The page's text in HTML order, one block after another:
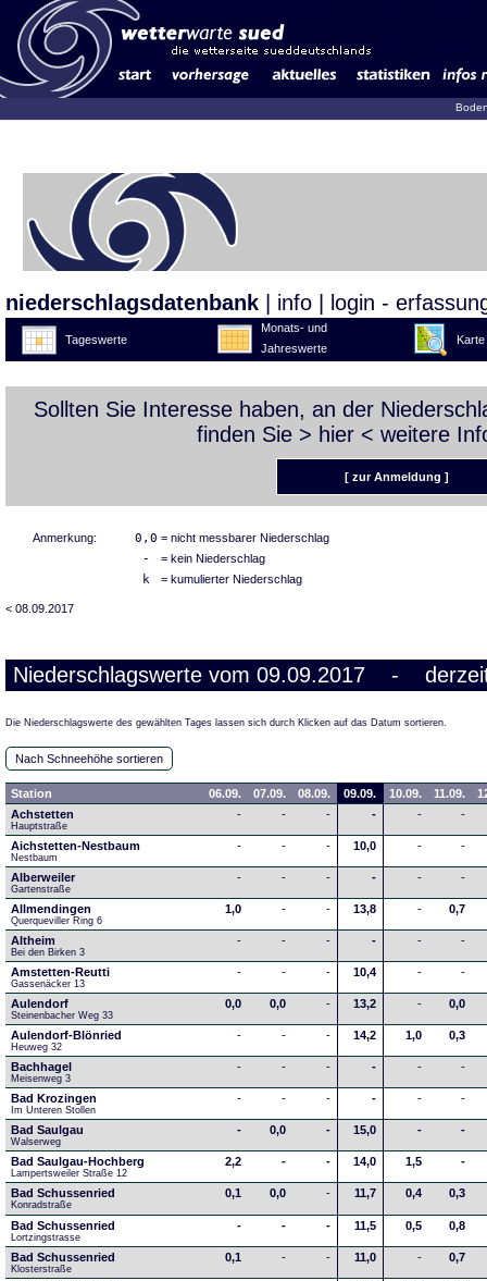
niederschlagsdatenbank info login -
Tageswerte
Monats- und
Jahreswerte
Karte
Sollten Sie Interesse haben, an der
finden Sie > hier < weitere
[ zur Anmeldung ]
Anmerkung: 0,0 = nicht messbarer Niederschlag
- = kein Niederschlag
k = kumulierter Niederschlag
< 08.09.2017
Niederschlagswerte vom 09.09.2017 -
Die Niederschlagswerte des gewählten Tages lassen sich durch Klicken auf das Datum sortieren.
Nach Schneehöhe sortieren
Station 06.09. 07.09. 08.09. 09.09. 10.09. 11.09.
Achstetten
Hauptstraße
- - - - - -
Aichstetten-Nestbaum
Nestbaum
- - - 10,0 - -
Alberweiler
Gartenstraße
- - - - - -
Allmendingen
Querqueviller Ring 6
1,0 - - 13,8 - 0,7
Altheim
Bei den Birken 3
- - - - - -
Amstetten-Reutti
Gassenäcker 13
- - - 10,4 - -
Aulendorf
Steinenbacher Weg 33
0,0 0,0 - 13,2 - 0,0
Aulendorf-Blönried
Heuweg 32
- - - 14,2 1,0 0,3
Bachhagel
Meisenweg 3
- - - - - -
Bad Krozingen
Im Unteren Stollen
- - - - - -
Bad Saulgau
Walserweg
- 0,0 - 15,0 - -
Bad Saulgau-Hochberg
Lampertsweiler Straße 12
2,2 - - 14,0 1,5 -
Bad Schussenried
Konradstraße
0,1 0,0 - 11,7 0,4 0,3
Bad Schussenried
Lortzingstrasse
- - - 11,5 0,5 0,8
Bad Schussenried
Klosterstraße
0,1 - - 11,0 - 0,7